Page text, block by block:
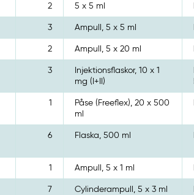
2 5 x 5 ml
3 Ampull, 5 x 5 ml
2 Ampull, 5 x 20 ml
3
Injektionsflaskor, 10 x 1
mg (I+II)
1
Påse (Freeflex), 20 x 500
ml
6 Flaska, 500 ml
1 Ampull, 5 x 1 ml
7 Cylinderampull, 5 x 3 ml